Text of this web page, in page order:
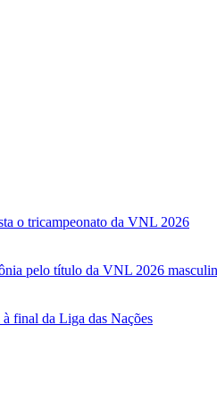
o tricampeonato da VNL 2026
pelo título da VNL 2026
final da Liga das Nações